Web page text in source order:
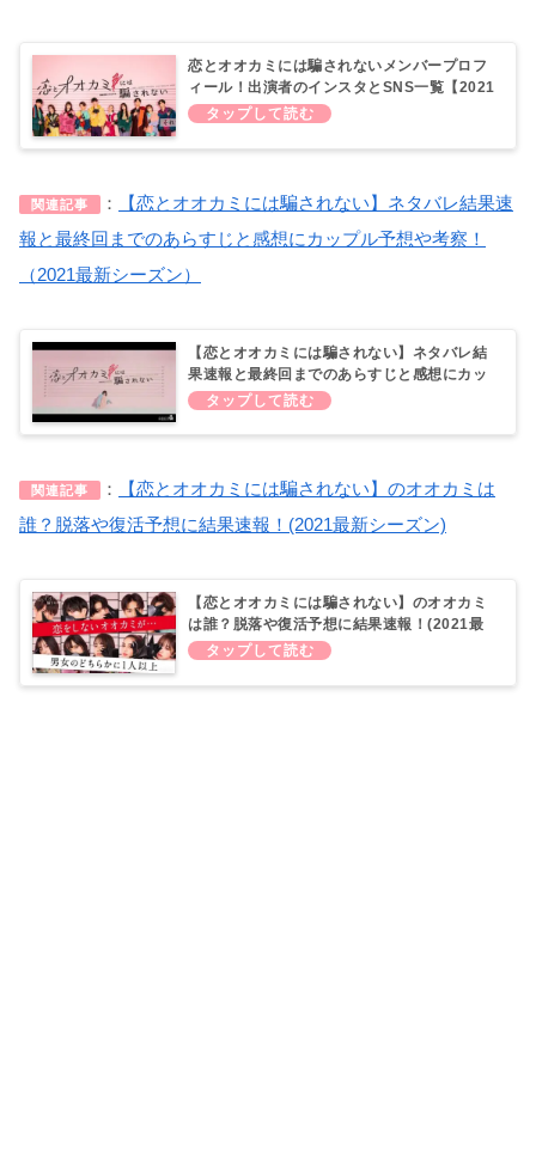
恋とオオカミには騙されないメンバープロフ
ィール！出演者のインスタとSNS一覧【2021
最新シーズン】
関連記事 ：
【恋とオオカミには騙されない】ネタバレ結果速
報と最終回までのあらすじと感想にカップル予想や考察！
（2021最新シーズン）
【恋とオオカミには騙されない】ネタバレ結
果速報と最終回までのあらすじと感想にカッ
プル予想や考察！（2021最新シーズン）
関連記事 ：
【恋とオオカミには騙されない】のオオカミは
誰？脱落や復活予想に結果速報！(2021最新シーズン)
【恋とオオカミには騙されない】のオオカミ
は誰？脱落や復活予想に結果速報！(2021最
新シーズン)